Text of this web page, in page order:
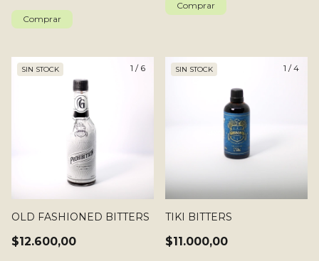
1 / 6
SIN STOCK
OLD FASHIONED BITTERS
$12.600,00
1 /4
SIN STOCK
TIKI BITTERS
$11.000,00